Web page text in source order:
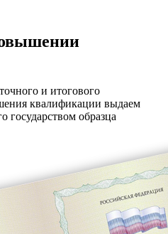
и итогового
квалификации выдаем
государством образца